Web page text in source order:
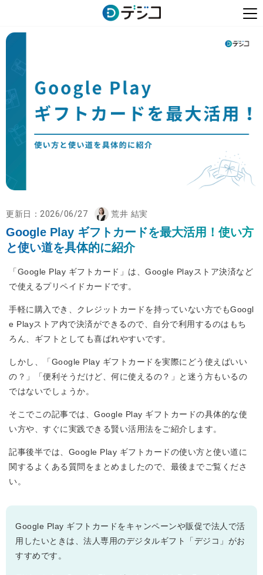
更新日： 2026/06/27 荒井 結実
Google Play ギフトカードを最大活用！使い方
と使い道を具体的に紹介
「Google Play ギフトカード」は、Google Playストア決済など
で使えるプリペイドカードです。
手軽に購入でき、クレジットカードを持っていない方でもGoogl
e Playストア内で決済ができるので、自分で利用するのはもち
ろん、ギフトとしても喜ばれやすいです。
しかし、「Google Play ギフトカードを実際にどう使えばいい
の？」「便利そうだけど、何に使えるの？」と迷う方もいるの
ではないでしょうか。
そこでこの記事では、Google Play ギフトカードの具体的な使
い方や、すぐに実践できる賢い活用法をご紹介します。
記事後半では、Google Play ギフトカードの使い方と使い道に
関するよくある質問をまとめましたので、最後までご覧くださ
い。
Google Play ギフトカードをキャンペーンや販促で法人で活
用したいときは、法人専用のデジタルギフト「デジコ」がお
すすめです。